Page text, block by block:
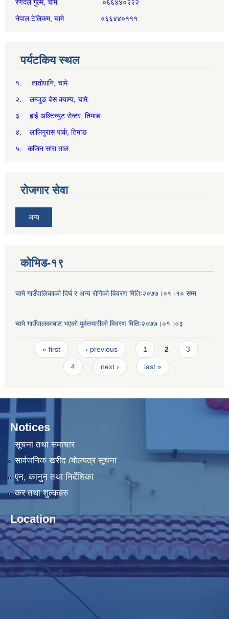
रणदल गुल्म, चामे ०६६४४०२२२
नेपाल टेलिकम, चामे ०६६४४०१११
पर्यटकिय स्थल
१. तातोपानि, चामे
२. लम्जुङ वेस क्याम्प, चामे
३. हाई अल्टिच्युट सेन्टर, तिमाङ
४. लालिगुरास पार्क, तिमाङ
५. कजिन सारा ताल
रोजगार सेवा
अन्य
कोभिड-१९
चामे गाउँपालिकाको दिर्घ र अन्य रोगिको विवरण मितिः२०७७।०१।१० सम्म
चामे गाउँपालकाबाट भएको पूर्वतयारीको विवरण मितिः२०७७।०१।०३
Pages
« first ‹ previous 1 2 3
4 next › last »
Notices
सूचना तथा समाचार
सार्वजनिक खरीद /बोलपत्र सूचना
एन, कानुन तथा निर्देशिका
कर तथा शुल्कहरु
Location